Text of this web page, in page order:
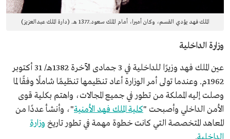
الملك فهد يؤدي القسم، وكان أميرا، أمام الملك سعود.1377 هـ. (دارة الملك عبدالعزيز)
وزارة الداخلية
عين الملك فهد وزيرًا للداخلية في 3 جمادى الآخرة 1382هـ/ 31 أكتوبر
1962م. وعندما تولى أمر الوزارة أعاد تنظيمها تنظيمًا شاملًا وفقًا لما
وصلت إليه المملكة من تطور في جميع المجالات، واهتم بكلية قوى
الأمن الداخلي وأصبحت "كلية الملك فهد الأمنية"، وأنشأ عددًا من
المعاهد المتخصصة التي كانت خطوة مهمة في تطور تاريخ وزارة